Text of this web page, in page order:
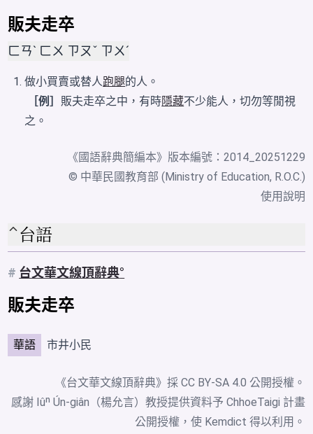
販夫走卒
ㄈㄢˋ ㄈㄨ ㄗㄡˇ ㄗㄨˊ
做小買賣或替人跑腿的人。
［例］ 販夫走卒之中，有時隱藏不少能人，切勿等閒視
之。
《國語辭典簡編本》版本編號：2014_20251229
© 中華民國教育部 (Ministry of Education, R.O.C.)
使用說明
台語
# 台文華文線頂辭典
販夫走卒
華語 市井小民
《台文華文線頂辭典》採 CC BY-SA 4.0 公開授權。
感謝 Iûⁿ Ún-giân（楊允言）教授提供資料予 ChhoeTaigi 計畫
公開授權，使 Kemdict 得以利用。